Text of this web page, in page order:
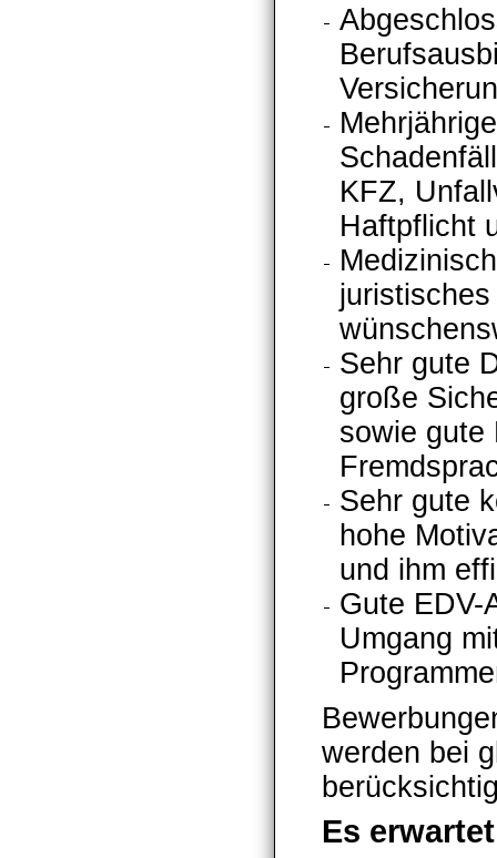
KFZ,
Haftpflicht
Sehr gute
große
sowie gute
Sehr gute
hohe
und ihm
Gute EDV-
Umgang
werden bei
Es